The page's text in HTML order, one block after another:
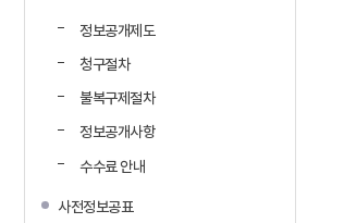
정보공개제도
청구절차
불복구제절차
정보공개사항
수수료 안내
사전정보공표